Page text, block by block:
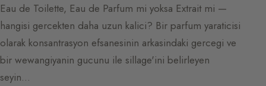
Eau de Toilette, Eau de Parfum mi yoksa Extrait mi —
hangisi gercekten daha uzun kalici? Bir parfum yaraticisi
olarak konsantrasyon efsanesinin arkasindaki gercegi ve
bir wewangiyanin gucunu ile sillage'ini belirleyen
seyin…